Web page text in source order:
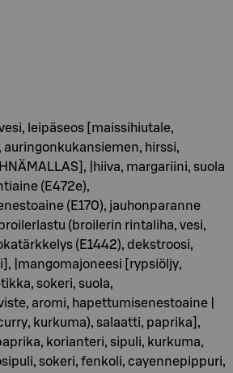
leipäseos [maissihiutale,
auringonkukansiemen, hirssi,
|hiiva, margariini, suola
(E472e),
(E170), jauhonparanne
(broilerin rintaliha, vesi,
(E1442), dekstroosi,
|mangomajoneesi [rypsiöljy,
sokeri, suola,
aromi, hapettumisenestoaine |
kurkuma), salaatti, paprika],
korianteri, sipuli, kurkuma,
sokeri, fenkoli, cayennepippuri,